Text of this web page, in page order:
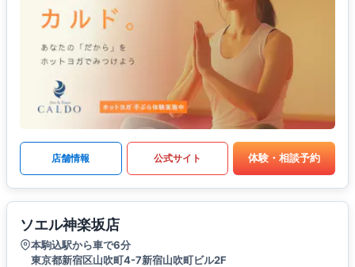
店舗情報 公式サイト 体験・相談予約
ソエル神楽坂店
本駒込駅から車で6分
東京都新宿区山吹町4-7新宿山吹町ビル2F